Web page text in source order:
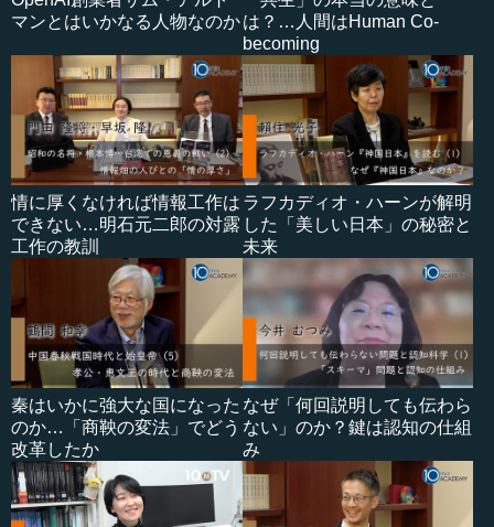
マンとはいかなる人物なのかは？…人間はHuman Co-
becoming
情に厚くなければ情報工作は
できない…明石元二郎の対露
工作の教訓
ラフカディオ・ハーンが解明
した「美しい日本」の秘密と
未来
秦はいかに強大な国になった
のか…「商鞅の変法」でどう
改革したか
なぜ「何回説明しても伝わら
ない」のか？鍵は認知の仕組
み